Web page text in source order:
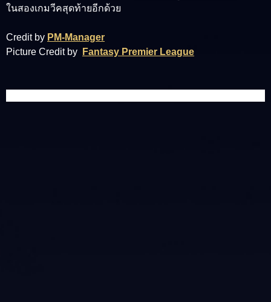
ในสองเกมวีคสุดท้ายอีกด้วย
Credit by PM-Manager
Picture Credit by
Fantasy Premier League